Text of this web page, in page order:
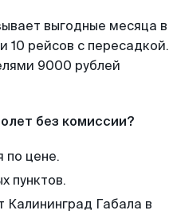
выгодные месяца в
10 рейсов с пересадкой.
9000 рублей
без комиссии?
по цене.
пунктов.
Калининград Габала в